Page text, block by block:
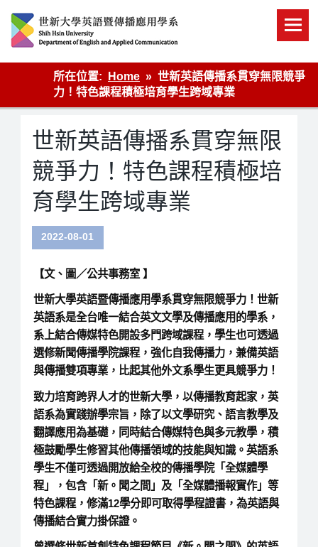
content
英語傳播
所在位置:
Home
世新英語傳播系貫穿無限競爭
力！特色課程積極培育學生跨域專業
世新英語傳播系貫穿無限
競爭力！特色課程積極培
育學生跨域專業
2022-08-01
【文、圖／公共事務室 】
世新大學英語暨傳播應用學系貫穿無限競爭力！世新
英語系是全台唯一結合英文文學及傳播應用的學系，
系上結合傳媒特色開設多門跨域課程，學生也可透過
選修新聞傳播學院課程，強化自我傳播力，兼備英語
與傳播雙項專業，比起其他外文系學生更具競爭力！
致力培育跨界人才的世新大學，以傳播教育起家，英
語系為實踐辦學宗旨，除了以文學研究、語言教學及
翻譯應用為基礎，同時結合傳媒特色與多元教學，積
極鼓勵學生修習其他傳播領域的技能與知識。英語系
學生不僅可透過開放給全校的傳播學院「全媒體學
程」，包含「新。聞之間」及「全媒體播報實作」等
特色課程，修滿12學分即可取得學程證書，為英語與
傳播結合實力掛保證。